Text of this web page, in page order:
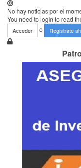
No hay noticias por el
You need to login to read
Acceder o Registrate